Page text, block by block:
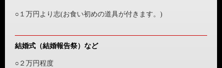
○１万円より志(お食い初めの道具が付きます。)
結婚式（結婚報告祭）など
○２万円程度